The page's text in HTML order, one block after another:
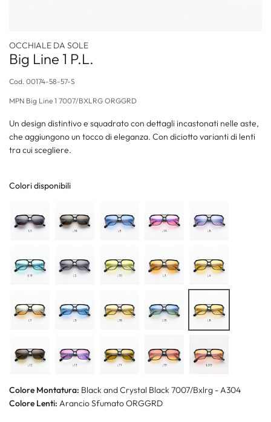
OCCHIALE DA SOLE
Big Line 1 P.L.
Cod. 00174-58-57-S
MPN Big Line 1 7007/BXLRG ORGGRD
Un design distintivo e squadrato con dettagli incastonati nelle aste,
che aggiungono un tocco di eleganza. Con diciotto varianti di lenti
tra cui scegliere.
Colori disponibili
Colore Montatura: Black and Crystal Black 7007/Bxlrg - A304
Colore Lenti: Arancio Sfumato ORGGRD